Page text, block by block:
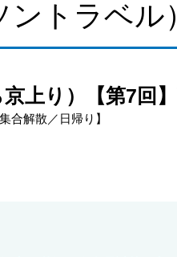
トラベル
上り）【第7回
合解散／日帰り】